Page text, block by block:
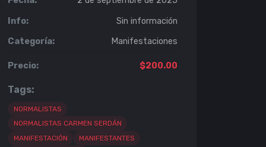
Info: Sin información
Categoría: Manifestaciones
Precio: $200.00
Tags:
NORMALISTAS
NORMALISTAS CARMEN SERDÁN
MANIFESTACIÓN
MANIFESTANTES